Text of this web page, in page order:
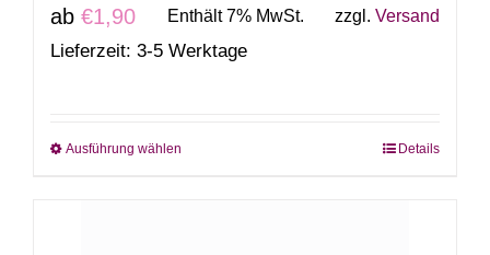
ab €1,90 Enthält 7% MwSt. zzgl. Versand
Lieferzeit: 3-5 Werktage
Ausführung wählen Details